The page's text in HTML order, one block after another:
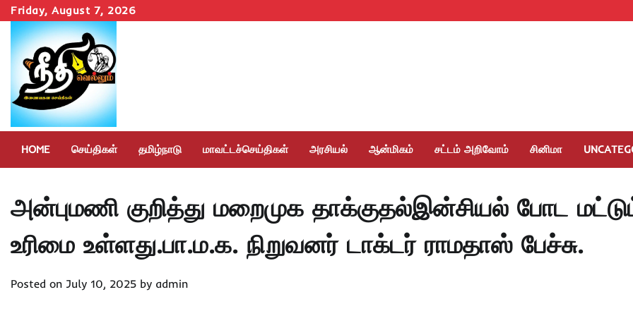
Skip
to
content
Friday, August 7, 2026
HOME செய்திகள் தமிழ்நாடு மாவட்டச்செய்திகள் அரசியல் ஆன்மிகம் சட்டம் அறிவோம் சினிமா
அன்புமணி குறித்து மறைமுக தாக்குதல்இன்சியல் போட
உரிமை உள்ளது.பா.ம.க. நிறுவனர் டாக்டர் ராமதாஸ் பேச்சு.
Posted on July 10, 2025 by admin